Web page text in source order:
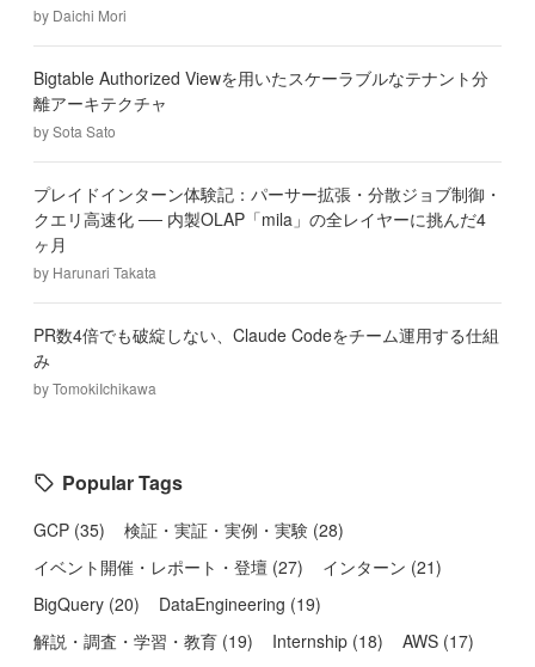
by Daichi Mori
Bigtable Authorized Viewを用いたスケーラブルなテナント分
離アーキテクチャ
bySota Sato
プレイドインターン体験記：パーサー拡張・分散ジョブ制御・
クエリ高速化 ── 内製OLAP「mila」の全レイヤーに挑んだ4
ヶ月
by Harunari Takata
PR数4倍でも破綻しない、Claude Codeをチーム運用する仕組
み
byTomokiIchikawa
Popular Tags
GCP (35) 検証・実証・実例・実験 (28)
イベント開催・レポート・登壇 (27) インターン (21)
BigQuery (20) DataEngineering (19)
解説・調査・学習・教育 (19) Internship (18) AWS (17)